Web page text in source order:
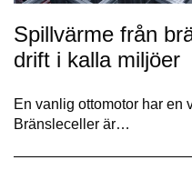
Spillvärme från
drift i kalla miljöer
En vanlig ottomotor har en
Bränsleceller är…